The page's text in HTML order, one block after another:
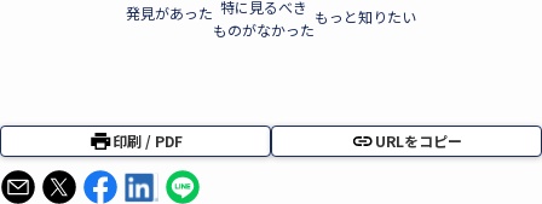
発見があった 特に見るべき
ものがなかった
もっと知りたい
印刷 / PDF URLをコピー